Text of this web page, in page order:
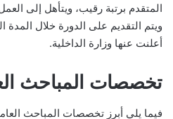
المتقدم برتبة رقيب، ويتأهل إلى
ويتم التقديم على الدورة خلال
أعلنت عنها وزارة الداخلية.
تخصصات المباحث العامة
فيما يلي أبرز تخصصات المباحث